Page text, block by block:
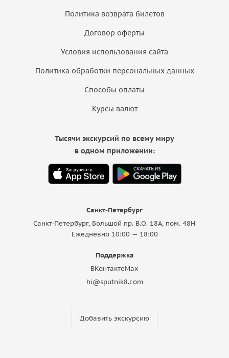
Политика возврата билетов
Договор оферты
Условия использования сайта
Политика обработки персональных данных
Способы оплаты
Курсы валют
Санкт-Петербург
Санкт-Петербург, Большой пр. В.О. 18A, пом. 48Н
Ежедневно 10:00 — 18:00
Поддержка
ВКонтактеMax
hi@sputnik8.com
Добавить экскурсию
Тысячи экскурсий по всему миру
в одном приложении: